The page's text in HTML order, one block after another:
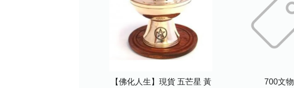
【佛化人生】現貨 五芒星 黃
700文物